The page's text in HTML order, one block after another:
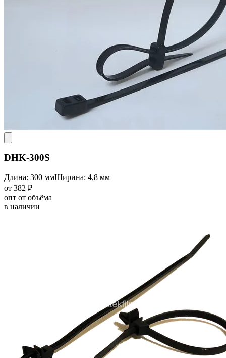
DHK-300S
Длина: 300 ммШирина: 4,8 мм
от 382 ₽
опт от объёма
в наличии